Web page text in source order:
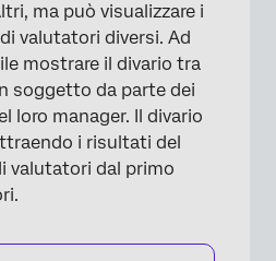
ma può visualizzare i
valutatori diversi. Ad
mostrare il divario tra
soggetto da parte dei
loro manager. Il divario
i risultati del
valutatori dal primo